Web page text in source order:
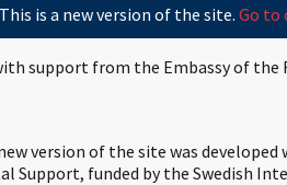
This is a new version of the site. Go to
support from the Embassy of the
version of the site was
Support, funded by the Swedish